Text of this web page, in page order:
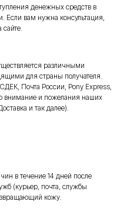
денежных средств в
Если вам нужна консультация,
различными
для страны получателя.
Почта России, Pony Express,
внимание и пожелания наших
и так далее).
в течение 14 дней после
(курьер, почта, службы
кожу.